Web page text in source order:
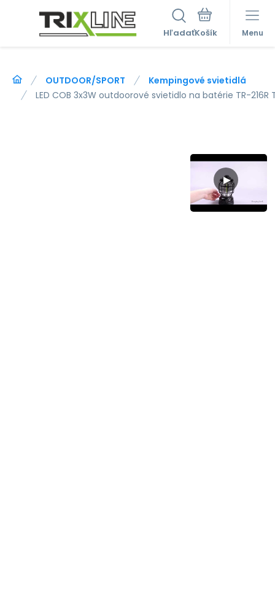
Hľadať Menu
OUTDOOR/SPORT
Kempingové svietidlá
LED COB 3x3W outdoorové svietidlo na batérie TR-216R